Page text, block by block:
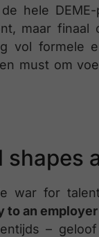
hele
maar
vol formele
must om
shapes
war for
to an
–